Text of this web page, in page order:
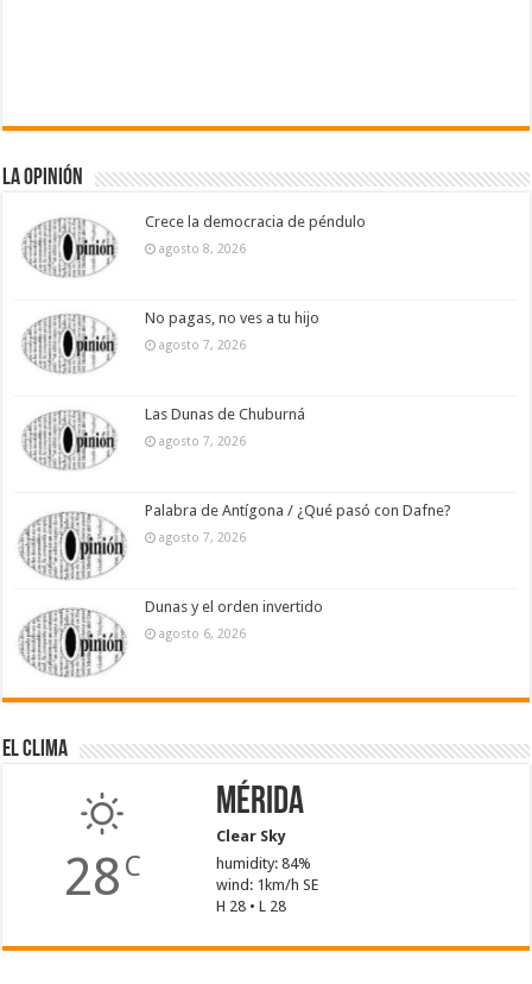
La Opinión
Crece la democracia de péndulo
agosto 8, 2026
No pagas, no ves a tu hijo
agosto 7, 2026
Las Dunas de Chuburná
agosto 7, 2026
Palabra de Antígona / ¿Qué pasó con Dafne?
agosto 7, 2026
Dunas y el orden invertido
agosto 6, 2026
El Clima
28 C
Mérida
Clear Sky
humidity: 84%
wind: 1km/h SE
H 28 • L 28